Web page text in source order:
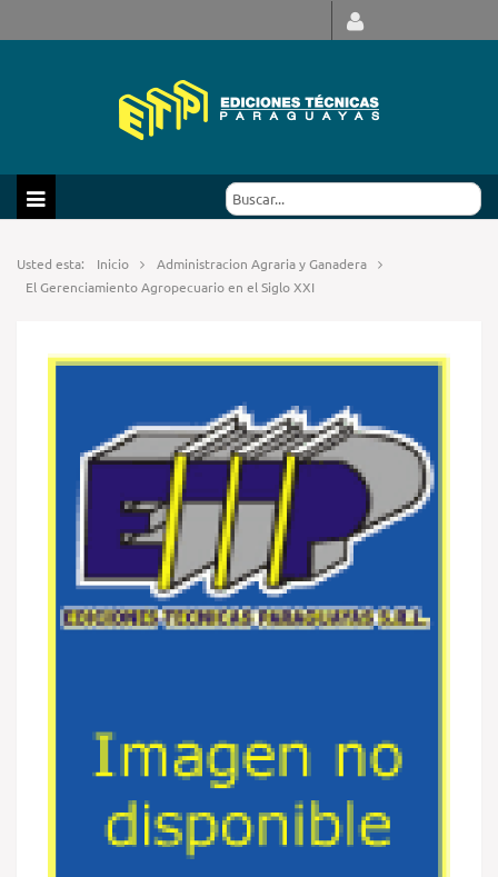
Usted esta: Inicio
Administracion Agraria y Ganadera
El Gerenciamiento Agropecuario en el Siglo XXI